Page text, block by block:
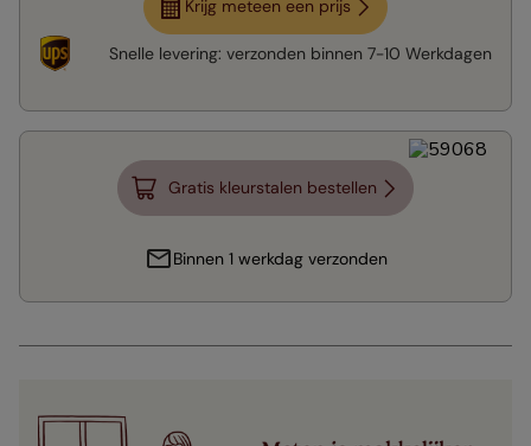
Krijg meteen een prijs
Snelle levering: verzonden binnen 7-10 Werkdagen
Gratis kleurstalen bestellen
Binnen 1 werkdag verzonden